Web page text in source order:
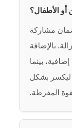
أو الأطفال؟
مشاركة
بالإضافة
بينما
ليكسر بشكل
المفرطة.